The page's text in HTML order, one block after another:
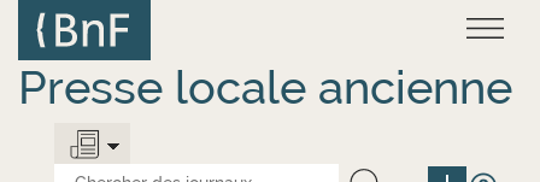
contenu
principal
Presse locale ancienne
Panneau de gestion des cookies